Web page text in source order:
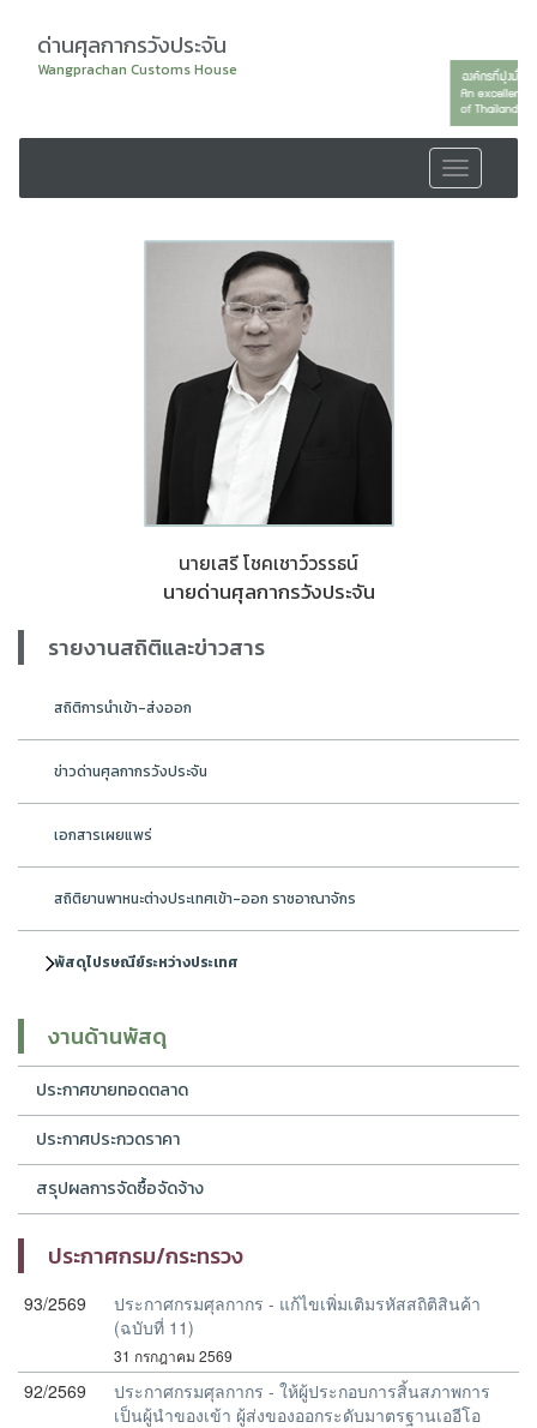
ด่านศุลกากรวังประจัน
Wangprachan Customs House
Toggle
navigation
นายเสรี โชคเชาว์วรรธน์
นายด่านศุลกากรวังประจัน
รายงานสถิติและข่าวสาร
สถิติการนำเข้า-ส่งออก
ข่าวด่านศุลกากรวังประจัน
เอกสารเผยแพร่
สถิติยานพาหนะต่างประเทศเข้า-ออก ราชอาณาจักร
พัสดุไปรษณีย์ระหว่างประเทศ
งานด้านพัสดุ
ประกาศขายทอดตลาด
ประกาศประกวดราคา
สรุปผลการจัดซื้อจัดจ้าง
ประกาศกรม/กระทรวง
93/2569
ประกาศกรมศุลกากร - แก้ไขเพิ่มเติมรหัสสถิติสินค้า
(ฉบับที่ 11)
31 กรกฎาคม 2569
92/2569
ประกาศกรมศุลกากร - ให้ผู้ประกอบการสิ้นสภาพการ
เป็นผู้นำของเข้า ผู้ส่งของออกระดับมาตรฐานเออีโอ